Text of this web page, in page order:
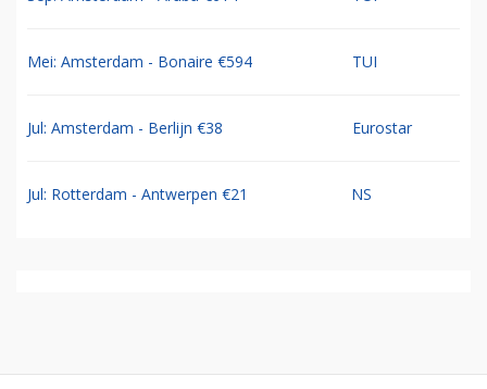
Mei: Amsterdam - Bonaire €594 TUI
Jul: Amsterdam - Berlijn €38 Eurostar
Jul: Rotterdam - Antwerpen €21 NS